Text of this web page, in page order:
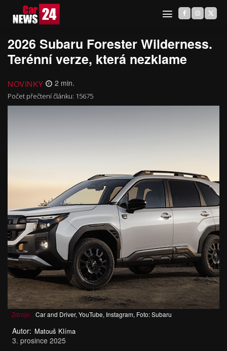
2026 Subaru Forester Wilderness.
Terénní verze, která nezklame
NOVINKY 2 min.
Počet přečtení článku: 15675
Zdroje: Car and Driver, YouTube, Instagram, Foto: Subaru
Autor: Matouš Klíma
3. prosince 2025